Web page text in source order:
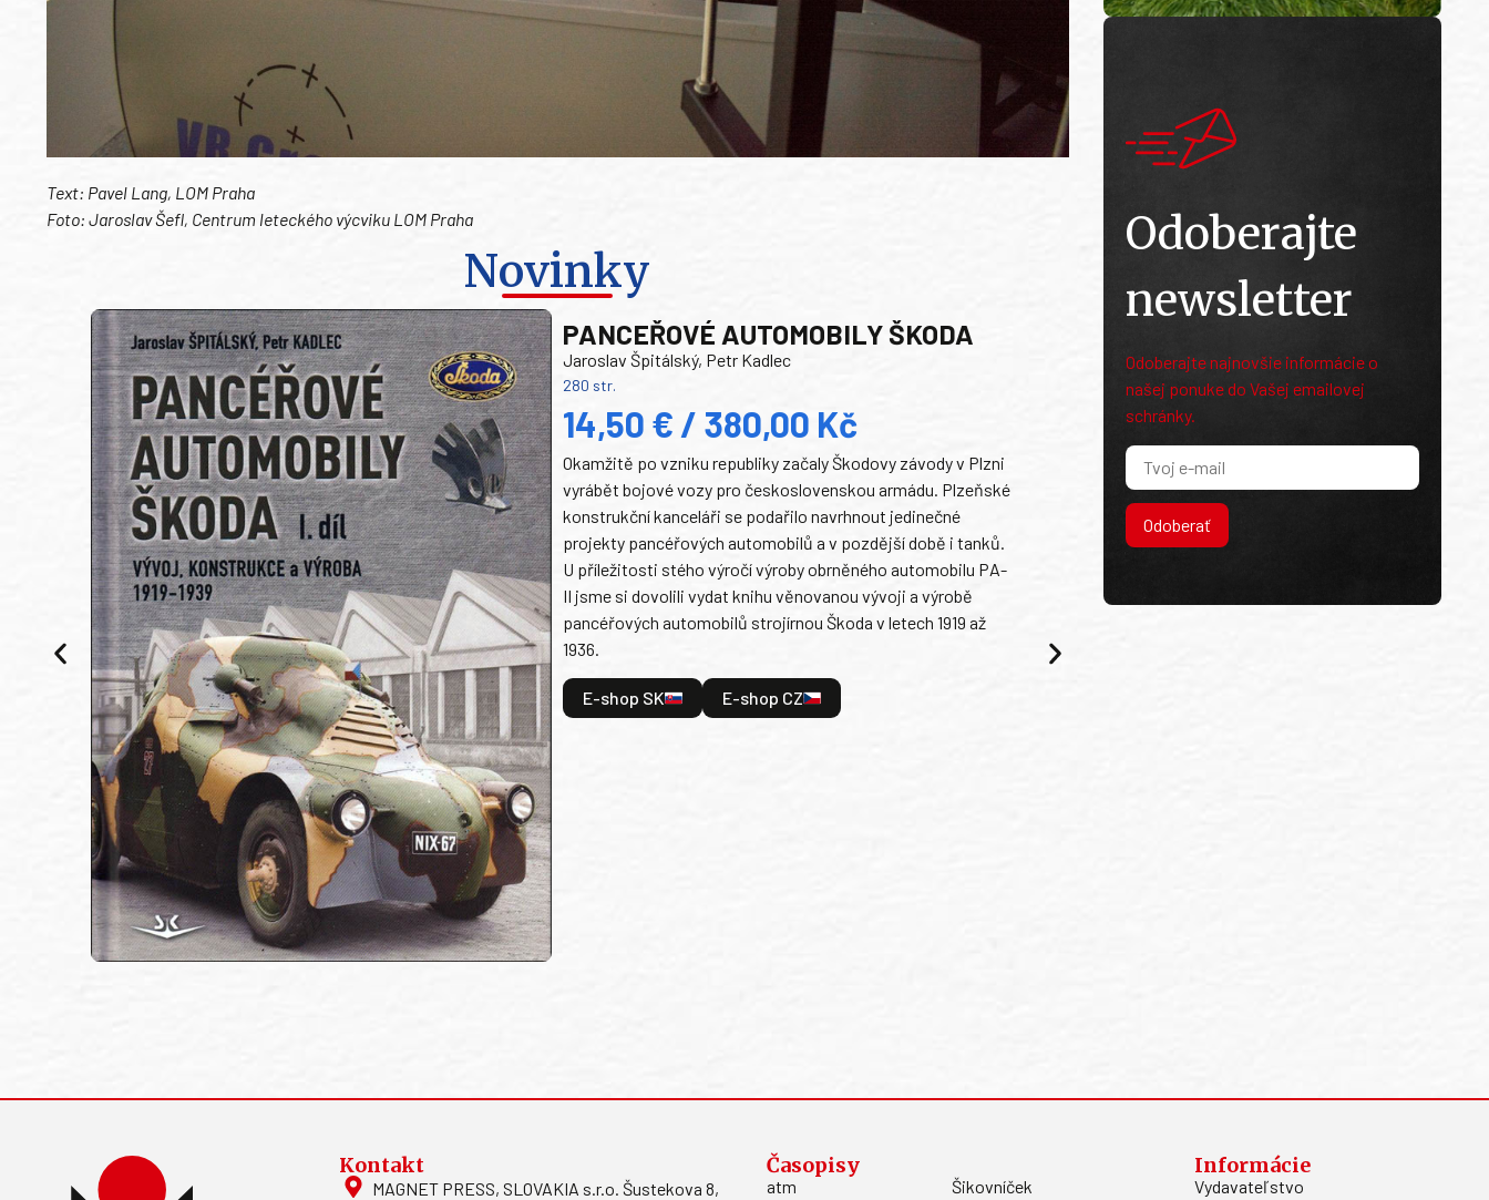
Text: Pavel Lang, LOM Praha
Foto: Jaroslav Šefl, Centrum leteckého výcviku LOM Praha
Novinky
PANCEŘOVÉ AUTOMOBILY ŠKODA
Jaroslav Špitálský, Petr Kadlec
280 str.
14,50 € / 380,00 Kč
Okamžitě po vzniku republiky začaly Škodovy závody v Plzni
vyrábět bojové vozy pro československou armádu. Plzeňské
konstrukční kanceláři se podařilo navrhnout jedinečné
projekty pancéřových automobilů a v pozdější době i tanků.
U příležitosti stého výročí výroby obrněného automobilu PA-
II jsme si dovolili vydat knihu věnovanou vývoji a výrobě
pancéřových automobilů strojírnou Škoda v letech 1919 až
1936.
E-shop SK E-shop CZ
Odoberajte
newsletter
Odoberajte najnovšie informácie o
našej ponuke do Vašej emailovej
schránky.
Odoberať
Kontakt
MAGNET PRESS, SLOVAKIA s.r.o. Šustekova 8,
Časopisy
atm Šikovníček
Informácie
Vydavateľstvo